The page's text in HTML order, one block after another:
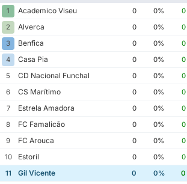
1 Academico Viseu 0 0% 0
2
Alverca 0 0% 0
3
Benfica 0 0% 0
4
Casa Pia 0 0% 0
5
CD Nacional Funchal 0 0% 0
6
CS Marítimo 0 0% 0
7
Estrela Amadora 0 0% 0
8
FC Famalicão 0 0% 0
9
FC Arouca 0 0% 0
10
Estoril 0 0% 0
11
Gil Vicente 0 0% 0